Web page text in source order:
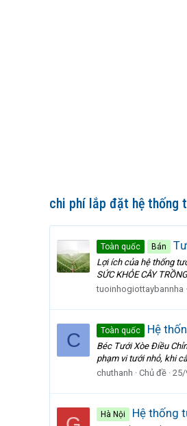
chi phí lắp đặt hệ thống
Toàn quốc Bán
Lợi ích của hệ thống
SỨC KHỎE CÂY
tuoinhogiottaybannha
C Toàn quốc Hệ
Béc Tưới Xòe Điều
phạm vi tưới nhỏ, khi
chuthanh
Chủ đề
Hà Nội Hệ thống